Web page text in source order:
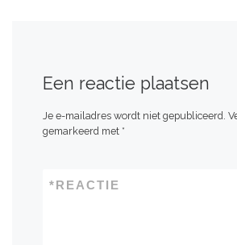
Een reactie plaatsen
Je e-mailadres wordt niet gepubliceerd.
gemarkeerd met *
REACTIE
*